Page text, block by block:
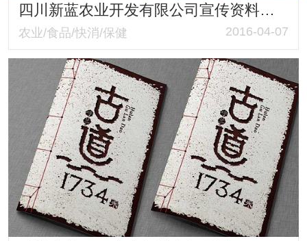
四川新蓝农业开发有限公司宣传资料设计制作
农业/食品/快消/保健 2016-04-07